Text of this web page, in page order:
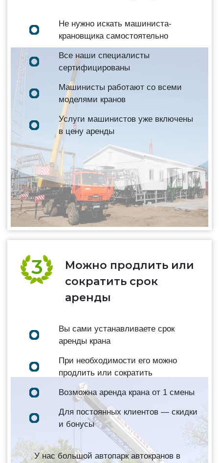
Не нужно искать машиниста-
крановщика самостоятельно
Все наши специалисты
сертифицированы
Машинисты работают со всеми
моделями кранов
Услуги машинистов уже включены
в цену аренды
Можно продлить или
сократить срок
аренды
Вы сами устанавливаете срок
аренды крана
При необходимости его можно
продлить или сократить
Возможна аренда крана от 1 смены
Для постоянных клиентов — скидки
и бонусы
У нас большой автопарк автокранов в